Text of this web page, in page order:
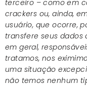
terceiro – como em
crackers ou, ainda,
usuário, que ocorre,
transfere seus dados
em geral,
tratamos, nos
uma situação
não temos nenhum